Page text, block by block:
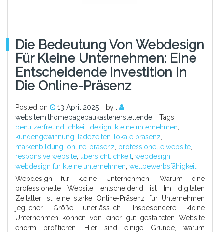
Die Bedeutung Von Webdesign
Für Kleine Unternehmen: Eine
Entscheidende Investition In
Die Online-Präsenz
Posted on 13 April 2025
by :
websitemithomepagebaukastenerstellende
Tags:
benutzerfreundlichkeit design kleine unternehmen
kundengewinnung
ladezeiten lokale präsenz
markenbildung online-präsenz professionelle website
responsive website übersichtlichkeit webdesign
webdesign für kleine unternehmen wettbewerbsfähigkeit
Webdesign für kleine Unternehmen: Warum eine
professionelle Website entscheidend ist Im digitalen
Zeitalter ist eine starke Online-Präsenz für Unternehmen
jeglicher Größe unerlässlich. Insbesondere kleine
Unternehmen können von einer gut gestalteten Website
enorm profitieren. Hier sind einige Gründe, warum